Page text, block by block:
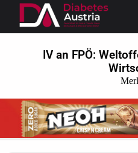
IV an FPÖ: